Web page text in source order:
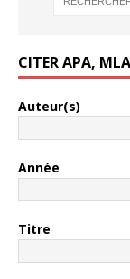
CITER APA,
Auteur(s)
Année
Titre